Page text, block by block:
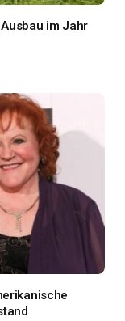
im Jahr